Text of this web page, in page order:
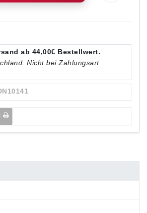
ab 44,00€ Bestellwert.
Nicht bei Zahlungsart